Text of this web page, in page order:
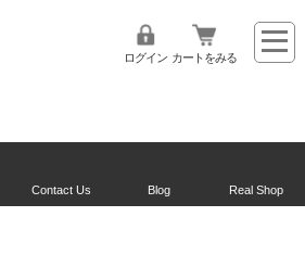
ログイン カートをみる
Contact Us Blog Real Shop